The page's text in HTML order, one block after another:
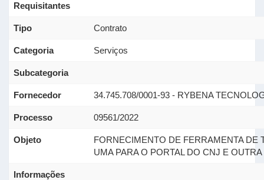
Requisitantes
Tipo Contrato
Categoria Serviços
Subcategoria
Fornecedor 34.745.708/0001-93 - RYBENA
Processo 09561/2022
Objeto
FORNECIMENTO DE FERRAMENTA
UMA PARA O PORTAL DO CNJ E
Informações